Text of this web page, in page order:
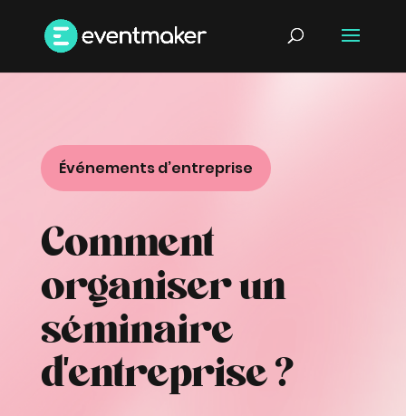
Événements d’entreprise
Comment
organiser un
séminaire
d’entreprise ?